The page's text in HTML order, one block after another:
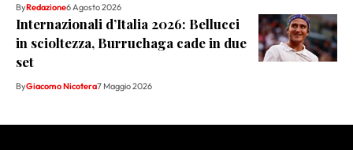
ByRedazione6 Agosto 2026
Internazionali d’Italia 2026: Bellucci
in scioltezza, Burruchaga cade in due
set
ByGiacomo Nicotera7 Maggio 2026